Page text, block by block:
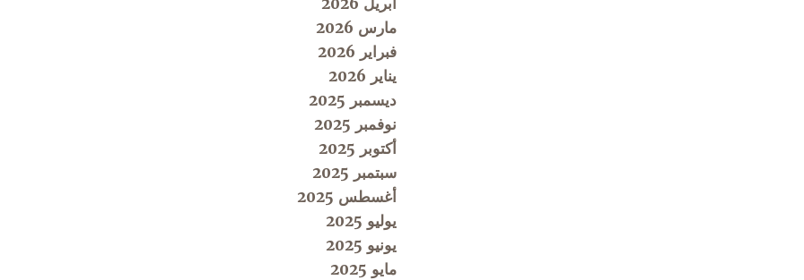
مارس 2026
فبراير 2026
يناير 2026
ديسمبر 2025
نوفمبر 2025
أكتوبر 2025
سبتمبر 2025
أغسطس 2025
يوليو 2025
يونيو 2025
مايو 2025